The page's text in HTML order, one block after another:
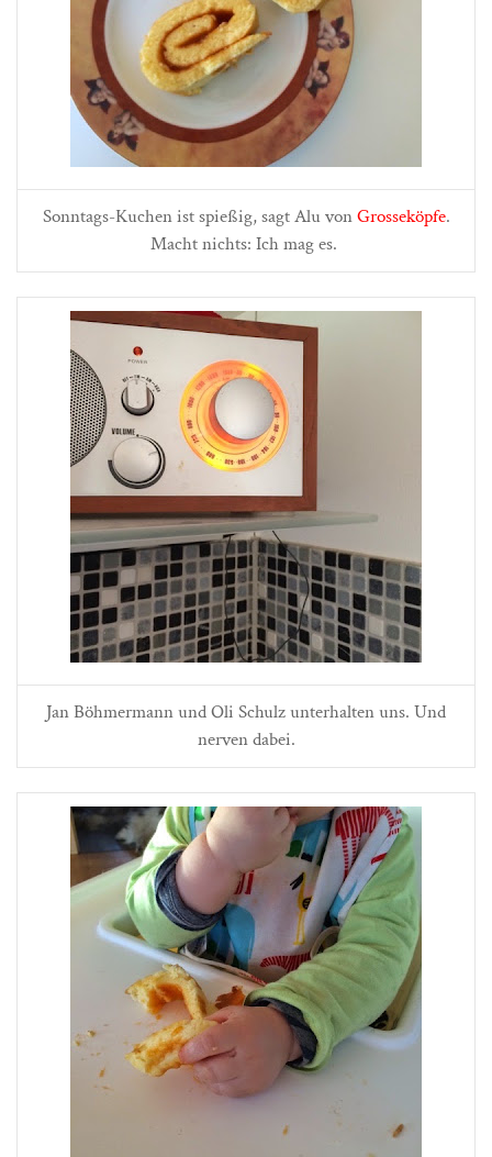
Sonntags-Kuchen ist spießig, sagt Alu vonGrosseköpfe.
Macht nichts: Ich mag es.
Jan Böhmermann und Oli Schulz unterhalten uns. Und
nerven dabei.